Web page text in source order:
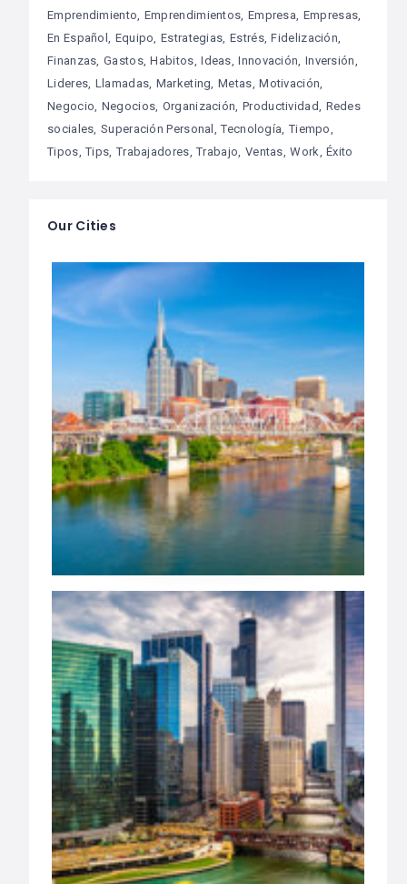
Emprendimiento Emprendimientos Empresa Empresas
En Español Equipo Estrategias Estrés Fidelización
Finanzas Gastos Habitos Ideas Innovación Inversión
Lideres Llamadas Marketing Metas Motivación
Negocio Negocios Organización Productividad Redes
sociales Superación Personal Tecnología Tiempo
Tipos Tips Trabajadores Trabajo Ventas Work Éxito
Our Cities